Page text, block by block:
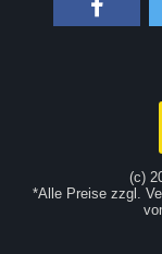
(c)
*Alle Preise zzgl.